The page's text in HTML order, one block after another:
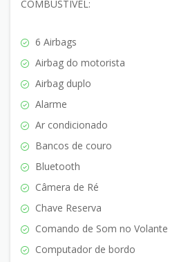
COMBUSTÍVEL:
6 Airbags
Airbag do motorista
Airbag duplo
Alarme
Ar condicionado
Bancos de couro
Bluetooth
Câmera de Ré
Chave Reserva
Comando de Som no Volante
Computador de bordo